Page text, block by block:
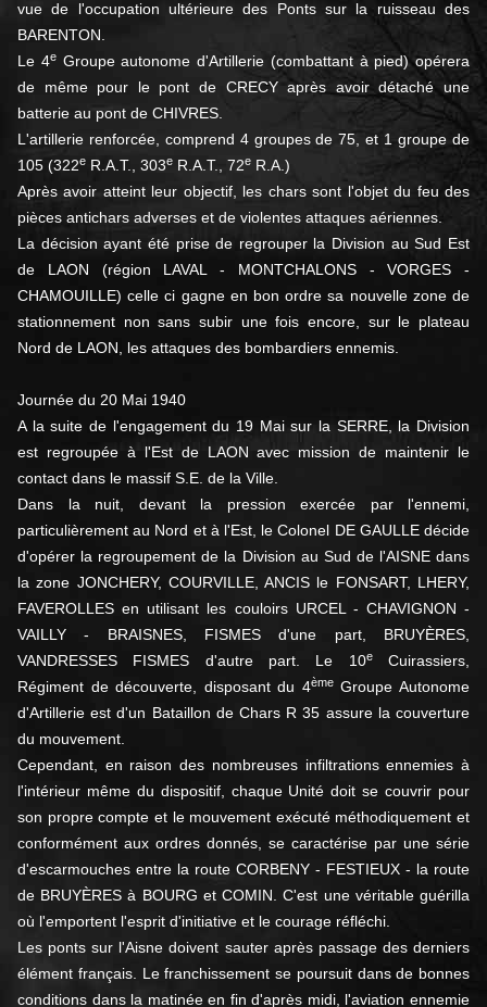
vue de l'occupation ultérieure des Ponts sur la ruisseau des
BARENTON.
Le 4eGroupe autonome d'Artillerie (combattant à pied) opérera
de même pour le pont de CRECY après avoir détaché une
batterie au pont de CHIVRES.
L'artillerie renforcée, comprend 4 groupes de 75, et 1 groupe de
105 (322e R.A.T., 303e R.A.T., 72e R.A.)
Après avoir atteint leur objectif, les chars sont l'objet du feu des
pièces antichars adverses et de violentes attaques aériennes.
La décision ayant été prise de regrouper la Division au Sud Est
de LAON (région LAVAL - MONTCHALONS - VORGES -
CHAMOUILLE) celle ci gagne en bon ordre sa nouvelle zone de
stationnement non sans subir une fois encore, sur le plateau
Nord de LAON, les attaques des bombardiers ennemis.
Journée du 20 Mai 1940
A la suite de l'engagement du 19 Mai sur la SERRE, la Division
est regroupée à l'Est de LAON avec mission de maintenir le
contact dans le massif S.E. de la Ville.
Dans la nuit, devant la pression exercée par l'ennemi,
particulièrement au Nord et à l'Est, le Colonel DE GAULLE décide
d'opérer la regroupement de la Division au Sud de l'AISNE dans
la zone JONCHERY, COURVILLE, ANCIS le FONSART, LHERY,
FAVEROLLES en utilisant les couloirs URCEL - CHAVIGNON -
VAILLY - BRAISNES, FISMES d'une part, BRUYÈRES,
VANDRESSES FISMES d'autre part. Le 10eCuirassiers,
Régiment de découverte, disposant du 4èmeGroupe Autonome
d'Artillerie est d'un Bataillon de Chars R 35 assure la couverture
du mouvement.
Cependant, en raison des nombreuses infiltrations ennemies à
l'intérieur même du dispositif, chaque Unité doit se couvrir pour
son propre compte et le mouvement exécuté méthodiquement et
conformément aux ordres donnés, se caractérise par une série
d'escarmouches entre la route CORBENY - FESTIEUX - la route
de BRUYÈRES à BOURG et COMIN. C'est une véritable guérilla
où l'emportent l'esprit d'initiative et le courage réfléchi.
Les ponts sur l'Aisne doivent sauter après passage des derniers
élément français. Le franchissement se poursuit dans de bonnes
conditions dans la matinée en fin d'après midi, l'aviation ennemie